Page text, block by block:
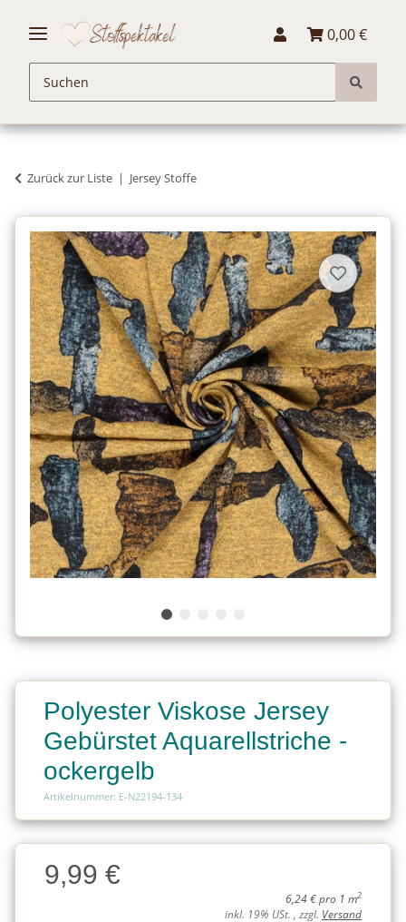
0,00 €
Zurück zur Liste Jersey Stoffe
Polyester Viskose Jersey
Gebürstet Aquarellstriche -
ockergelb
Artikelnummer: E-N22194-134
Charge
Charge9,99 €
6,24 € pro 1 m2
inkl. 19% USt. , zzgl. Versand